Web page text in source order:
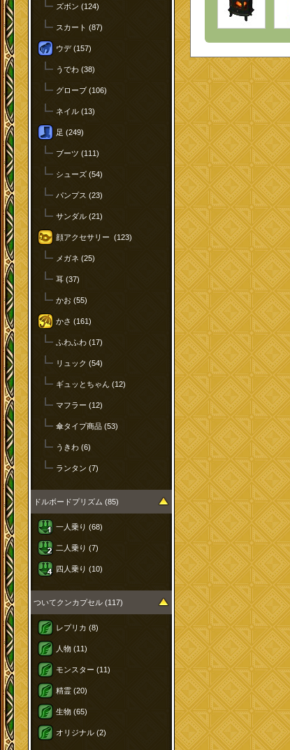
ズボン (124)
スカート (87)
ウデ (157)
うでわ (38)
グローブ (106)
ネイル (13)
足 (249)
ブーツ (111)
シューズ (54)
パンプス (23)
サンダル (21)
顔アクセサリー (123)
メガネ (25)
耳 (37)
かお (55)
かさ (161)
ふわふわ (17)
リュック (54)
ギュッとちゃん (12)
マフラー (12)
傘タイプ商品 (53)
うきわ (6)
ランタン (7)
ドルボードプリズム (85)
一人乗り (68)
二人乗り (7)
四人乗り (10)
ついてクンカプセル (117)
レプリカ (8)
人物 (11)
モンスター (11)
精霊 (20)
生物 (65)
オリジナル (2)